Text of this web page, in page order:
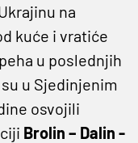
na
kuće i vratiće
u poslednjih
u Sjedinjenim
osvojili
Brolin – Dalin -